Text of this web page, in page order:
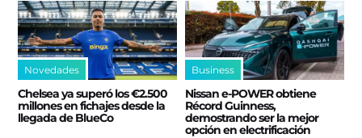
Novedades
Chelsea ya superó los €2.500
millones en fichajes desde la
llegada de BlueCo
Business
Nissan e‑POWER obtiene
Récord Guinness,
demostrando ser la mejor
opción en electrificación